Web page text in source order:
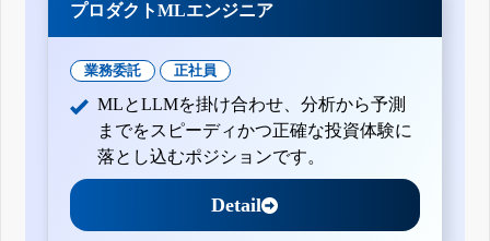
プロダクトMLエンジニア
業務委託 正社員
MLとLLMを掛け合わせ、分析から予測
までをスピーディかつ正確な投資体験に
落とし込むポジションです。
Detail